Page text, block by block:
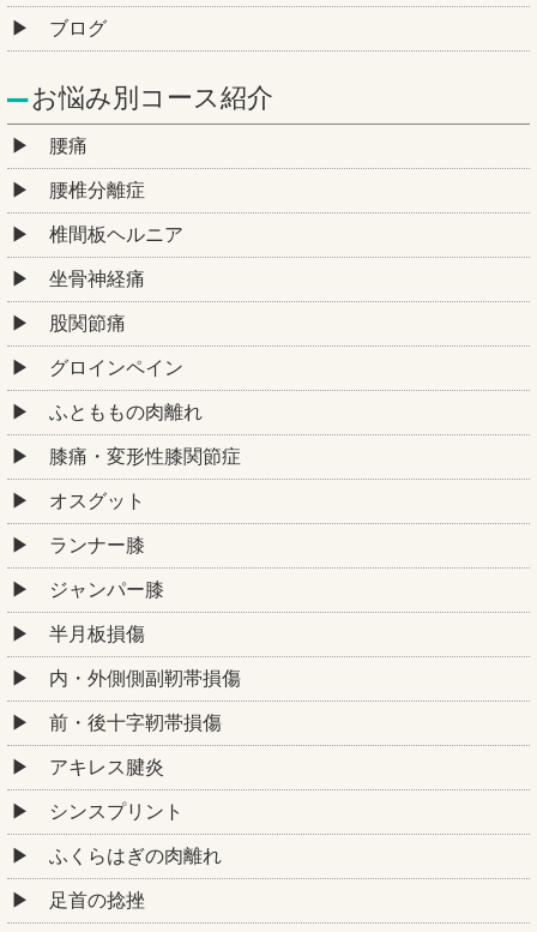
ブログ
お悩み別コース紹介
腰痛
腰椎分離症
椎間板ヘルニア
坐骨神経痛
股関節痛
グロインペイン
ふとももの肉離れ
膝痛・変形性膝関節症
オスグット
ランナー膝
ジャンパー膝
半月板損傷
内・外側側副靭帯損傷
前・後十字靭帯損傷
アキレス腱炎
シンスプリント
ふくらはぎの肉離れ
足首の捻挫